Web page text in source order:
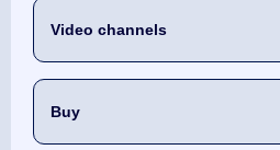
Video channels
Buy